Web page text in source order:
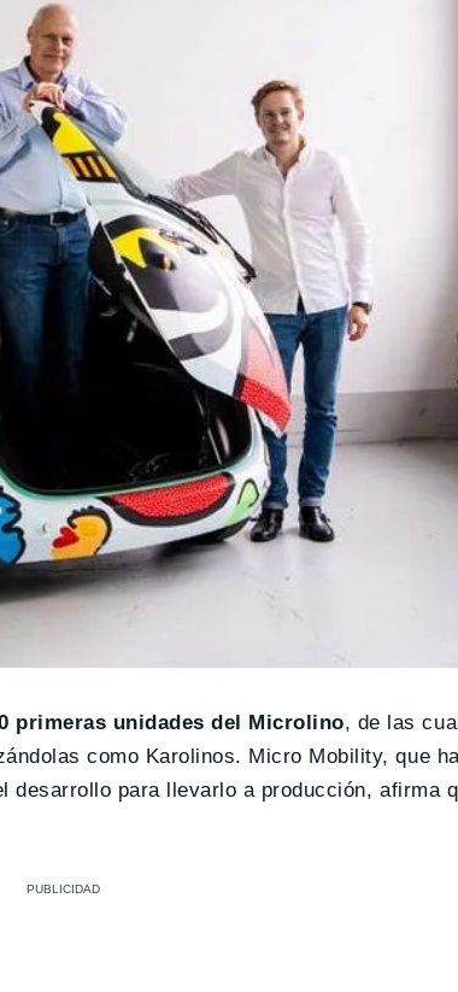
primeras unidades del Microlino, de las
como Karolinos. Micro Mobility, que
para llevarlo a producción, afirma